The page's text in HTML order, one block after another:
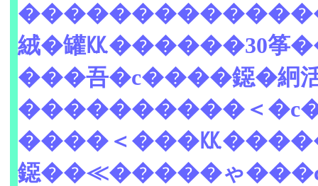
絨�罐㏍������30筝
���吾�с����鐚�絅
����������＜
����＜���㏍
鐚��≪�����ゃ